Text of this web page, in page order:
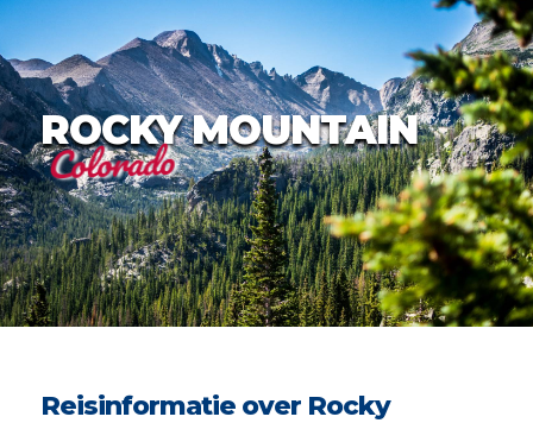
ROCKY MOUNTAIN
Colorado
Reisinformatie over Rocky